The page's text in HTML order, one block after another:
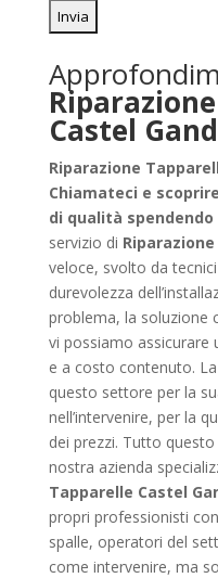
Castel
Riparazione
Chiamateci e
di qualità spendendo
servizio di
veloce, svolto da
durevolezza
problema, la soluzione
vi possiamo assicurare
e a costo contenuto.
questo settore per la
nell’intervenire, per la
dei prezzi. Tutto
nostra azienda
Tapparelle Castel
propri professionisti
spalle, operatori del
come intervenire, ma